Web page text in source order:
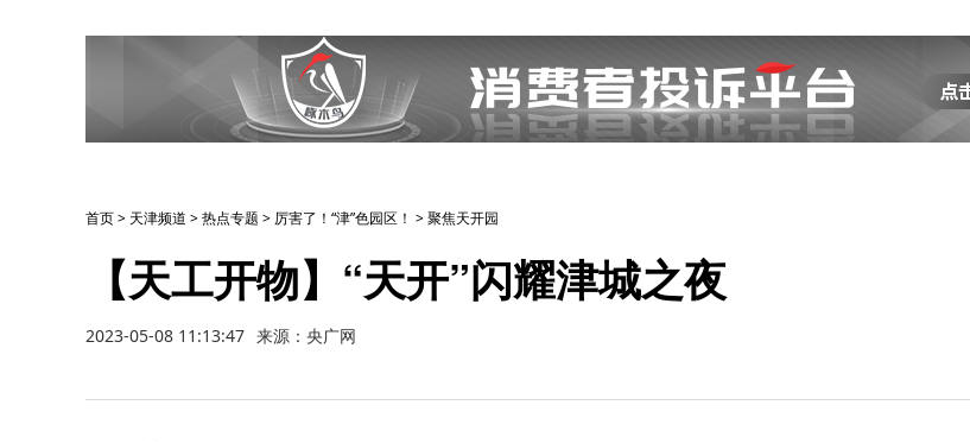
首页> 天津频道 >热点专题 > 厉害了！“津”色园区！ >聚焦天开园
【天工开物】“天开”闪耀津城之夜
2023-05-08 11:13:47 来源：央广网